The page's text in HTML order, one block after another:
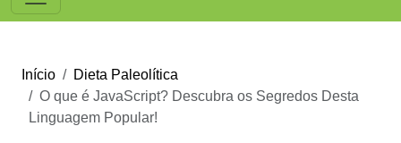
Início
Dieta Paleolítica
O que é JavaScript? Descubra os Segredos Desta
Linguagem Popular!